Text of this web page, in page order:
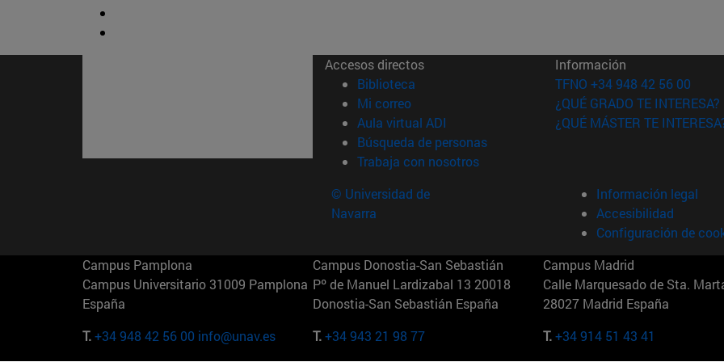
Accesos directos
Biblioteca (abre en nueva ventana)
Mi correo(abre en nueva ventana)
Aula virtual ADI (abre en nueva ventana)
Búsqueda de personas(abre en nueva ventana)
Trabaja con nosotros(abre en nueva ventana)
Información
TFNO +34 948 42 56 00
¿QUÉ GRADO TE INTERESA?
¿QUÉ MÁSTER TE
© Universidad de
Navarra
Información legal
Accesibilidad
Configuración de
Campus Pamplona
Campus Universitario 31009 Pamplona
España
T.+34 948 42 56 00 info@unav.es
Campus Donostia-San Sebastián
Pº de Manuel Lardizabal 13 20018
Donostia-San Sebastián España
T.+34 943 21 98 77
Campus Madrid
Calle Marquesado de Sta.
28027 Madrid España
T.+34 914 51 43 41